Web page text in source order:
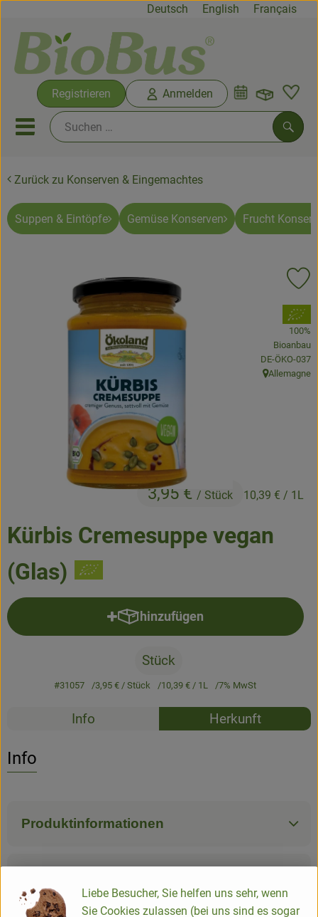
Deutsch English Français
Registrieren Anmelden
Mobiles Menu öffnen oder
Biokisten
Rezepte
Produkte vom Hof
Backwaren
Naturwaren
Getränke
Gutscheine & Geschenkideen
So geht's
Zurück zu Konserven & Eingemachtes
Suppen & Eintöpfe Gemüse Konserven Frucht
Kürbis Cremesuppe vegan
(Glas)
3,95 € / Stück 10,39 € / 1L
, Verband:
100%
Bioanbau
, Kontrollstelle:
DE-ÖKO-037
, Herkunft:
Allemagne
hinzufügen
Produkt zum Warenkorb
Stück
#31057 3,95 €/ Stück 10,39 €/ 1L 7% MwSt
Rezepte
Info Herkunft
Info
Produktinformationen
Liebe Besucher, Sie helfen uns sehr, wenn
Sie Cookies zulassen (bei uns sind es sogar